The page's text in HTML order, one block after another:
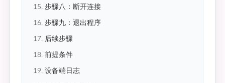
15. 步骤八：断开连接
16. 步骤九：退出程序
17. 后续步骤
18. 前提条件
19. 设备端日志